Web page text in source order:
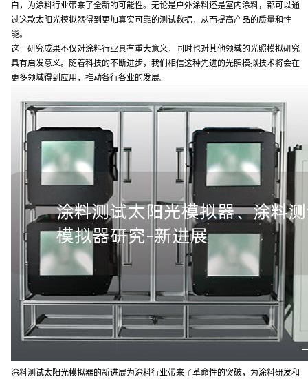
白，为涂料行业带来了全新的可能性。无论是户外涂料还是室内涂料，都可以通
过这款太阳光模拟器得到更加真实可靠的测试数据，从而提高产品的质量和性
能。
这一研究成果不仅对涂料行业具有重大意义，同时也对其他领域的光照模拟研究
具有启发意义。随着科技的不断进步，我们相信这种先进的光照模拟技术将会在
更多领域得到应用，推动各行各业的发展。
涂料测试太阳光模拟器的新进展为涂料行业带来了革命性的突破，为涂料研发和